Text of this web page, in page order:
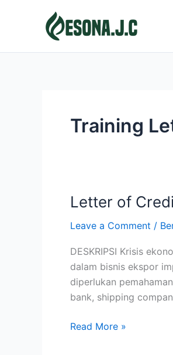
Training
Letter of
Leave a Comment /
DESKRIPSI Krisis
dalam bisnis ekspor
diperlukan
bank, shipping
Letter
Credit
and
International
Trade
Read More »